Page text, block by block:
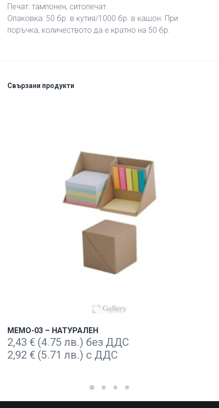
Печат: тампонен, ситопечат.
Опаковка: 50 бр. в кутия/1000 бр. в кашон. При
поръчка, количеството да е кратно на 50 бр.
Свързани продукти
MEMO-03 – НАТУРАЛЕН
2,43 € (4.75 лв.) без ДДС
2,92 € (5.71 лв.) с ДДС